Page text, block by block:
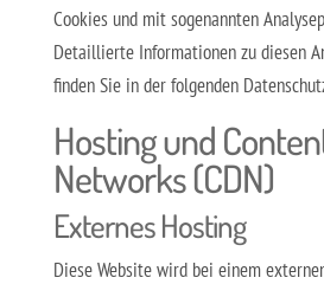
Cookies und mit sogenannten
Detaillierte Informationen zu diesen
finden Sie in der folgenden
Hosting und
Networks (CDN)
Externes Hosting
Diese Website wird bei einem